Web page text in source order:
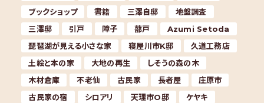
ブックショップ
書籍 三澤自邸
地盤調査
三澤邸
引戸 障子 蔀戸
Azumi Setoda
琵琶湖が見える小さな家
寝屋川市K邸
久道工務店
土絵と本の家
大地の再生
しそうの森の木
木材倉庫
不老仙 古民家 長者屋
庄原市
古民家の宿
シロアリ 天理市O邸
ケヤキ